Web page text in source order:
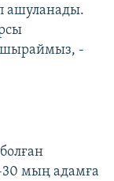
ашуланады.
-
30 мың адамға